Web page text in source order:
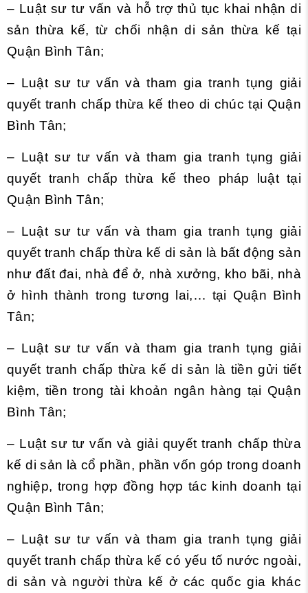
– Luật sư tư vấn và hỗ trợ thủ tục khai nhận di
sản thừa kế, từ chối nhận di sản thừa kế tại
Quận Bình Tân;
– Luật sư tư vấn và tham gia tranh tụng giải
quyết tranh chấp thừa kế theo di chúc tại Quận
Bình Tân;
– Luật sư tư vấn và tham gia tranh tụng giải
quyết tranh chấp thừa kế theo pháp luật tại
Quận Bình Tân;
– Luật sư tư vấn và tham gia tranh tụng giải
quyết tranh chấp thừa kế di sản là bất động sản
như đất đai, nhà để ở, nhà xưởng, kho bãi, nhà
ở hình thành trong tương lai,… tại Quận Bình
Tân;
– Luật sư tư vấn và tham gia tranh tụng giải
quyết tranh chấp thừa kế di sản là tiền gửi tiết
kiệm, tiền trong tài khoản ngân hàng tại Quận
Bình Tân;
– Luật sư tư vấn và giải quyết tranh chấp thừa
kế di sản là cổ phần, phần vốn góp trong doanh
nghiệp, trong hợp đồng hợp tác kinh doanh tại
Quận Bình Tân;
– Luật sư tư vấn và tham gia tranh tụng giải
quyết tranh chấp thừa kế có yếu tố nước ngoài,
di sản và người thừa kế ở các quốc gia khác